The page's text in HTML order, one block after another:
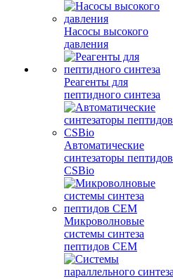
Насосы высокого
давления
Реагенты для
пептидного синтеза
Автоматические
синтезаторы пептидов
CSBio
Микроволновые
системы синтеза
пептидов CEM